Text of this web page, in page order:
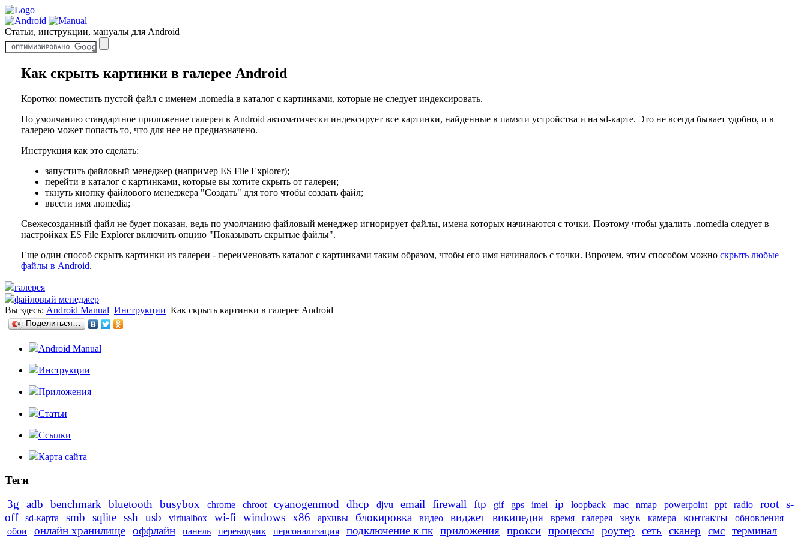
Статьи, инструкции, мануалы для Android
Как скрыть картинки в галерее Android
Коротко: поместить пустой файл с именем .nomedia в каталог с картинками, которые не следует индексировать.
По умолчанию стандартное приложение галереи в Android автоматически индексирует все картинки, найденные в памяти устройства и на sd-карте. Это не всегда бывает удобно, и в
галерею может попасть то, что для нее не предназначено.
Инструкция как это сделать:
запустить файловый менеджер (например ES File Explorer);
перейти в каталог с картинками, которые вы хотите скрыть от галереи;
ткнуть кнопку файлового менеджера "Создать" для того чтобы создать файл;
ввести имя .nomedia;
Свежесозданный файл не будет показан, ведь по умолчанию файловый менеджер игнорирует файлы, имена которых начинаются с точки. Поэтому чтобы удалить .nomedia следует в
настройках ES File Explorer включить опцию "Показывать скрытые файлы".
Еще один способ скрыть картинки из галереи - переименовать каталог с картинками таким образом, чтобы его имя начиналось с точки. Впрочем, этим способом можно скрыть любые
файлы в Android.
галерея
файловый менеджер
Вы здесь: Android Manual Инструкции Как скрыть картинки в галерее Android
Поделиться…
Android Manual
Инструкции
Приложения
Статьи
Ссылки
Карта сайта
Теги
3g
adb benchmark bluetooth busybox chrome chroot cyanogenmod dhcp djvu email firewall ftp gif gps imei ip loopback mac nmap powerpoint ppt radio root s-
off
sd-карта smb sqlite ssh usb virtualbox wi-fi windows x86 архивы блокировка видео виджет википедия время галерея звук камера контакты
обновления
обои
онлайн хранилище оффлайн панель переводчик персонализация подключение к пк приложения прокси процессы роутер сеть сканер смс терминал